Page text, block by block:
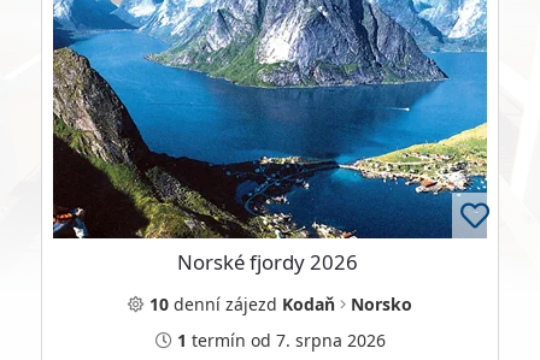
Norské fjordy 2026
10 denní zájezd Kodaň
Norsko
1 termín od 7. srpna 2026